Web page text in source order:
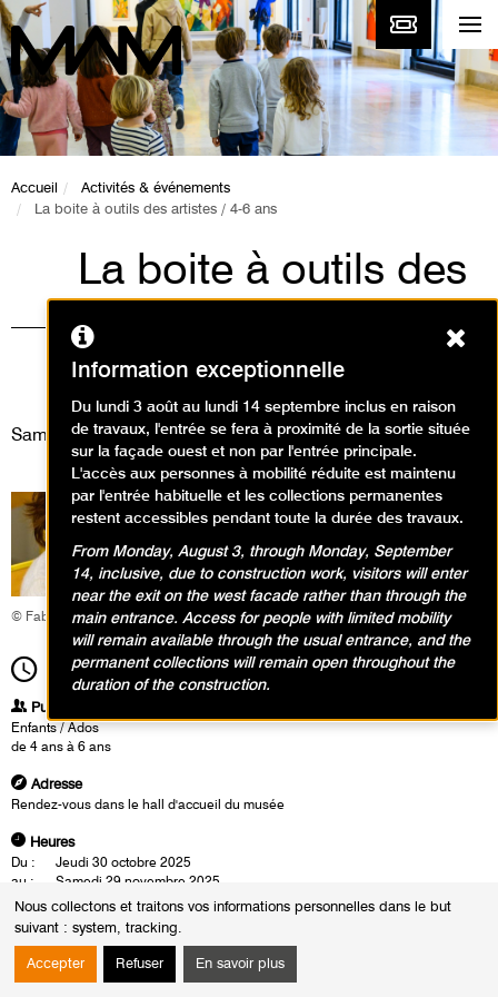
Nous collectons et traitons vos informations personnelles dans le but
suivant : system, tracking.
Accepter Refuser En savoir plus
Accueil
Activités & événements
La boite à outils des artistes / 4-6 ans
La boite à outils des
artistes / 4-6 ans
Animations / Atelier arts
Samedi 29 novembre 2025
© Fabrice Gaboriau
11h00 Durée1h30
Publics
Enfants / Ados
de 4 ans à 6 ans
Adresse
Rendez-vous dans le hall d'accueil du musée
Heures
Du :
Jeudi 30 octobre 2025
au :
Samedi 29 novembre 2025
Le :
Samedi 29 novembre 2025 de 11h00 à 12h30
Et si on regardait les œuvres en se demandant avec quoi elles ont été
faites ? En explorant les collections d’art moderne, les enfants partent à
Information exceptionnelle
Du lundi 3 août au lundi 14 septembre inclus en raison
de travaux, l'entrée se fera à proximité de la sortie située
sur la façade ouest et non par l'entrée principale.
L'accès aux personnes à mobilité réduite est maintenu
par l'entrée habituelle et les collections permanentes
restent accessibles pendant toute la durée des travaux.
From Monday, August 3, through Monday, September
14, inclusive, due to construction work, visitors will enter
near the exit on the west facade rather than through the
main entrance. Access for people with limited mobility
will remain available through the usual entrance, and the
permanent collections will remain open throughout the
duration of the construction.